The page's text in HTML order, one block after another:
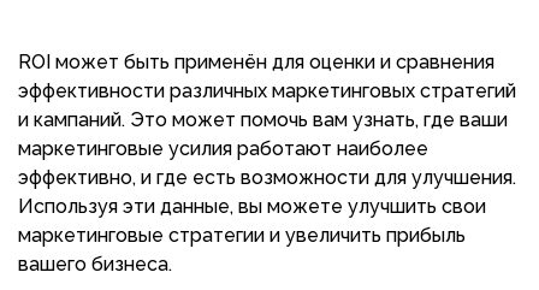
ROI может быть применён для оценки и сравнения
эффективности различных маркетинговых стратегий
и кампаний. Это может помочь вам узнать, где ваши
маркетинговые усилия работают наиболее
эффективно, и где есть возможности для улучшения.
Используя эти данные, вы можете улучшить свои
маркетинговые стратегии и увеличить прибыль
вашего бизнеса.